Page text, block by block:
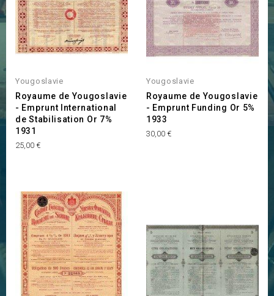
Yougoslavie
Royaume de Yougoslavie
- Emprunt International
de Stabilisation Or 7%
1931
Prix
25,00 €
Yougoslavie
Royaume de Yougoslavie
- Emprunt Funding Or 5%
1933
Prix
30,00 €